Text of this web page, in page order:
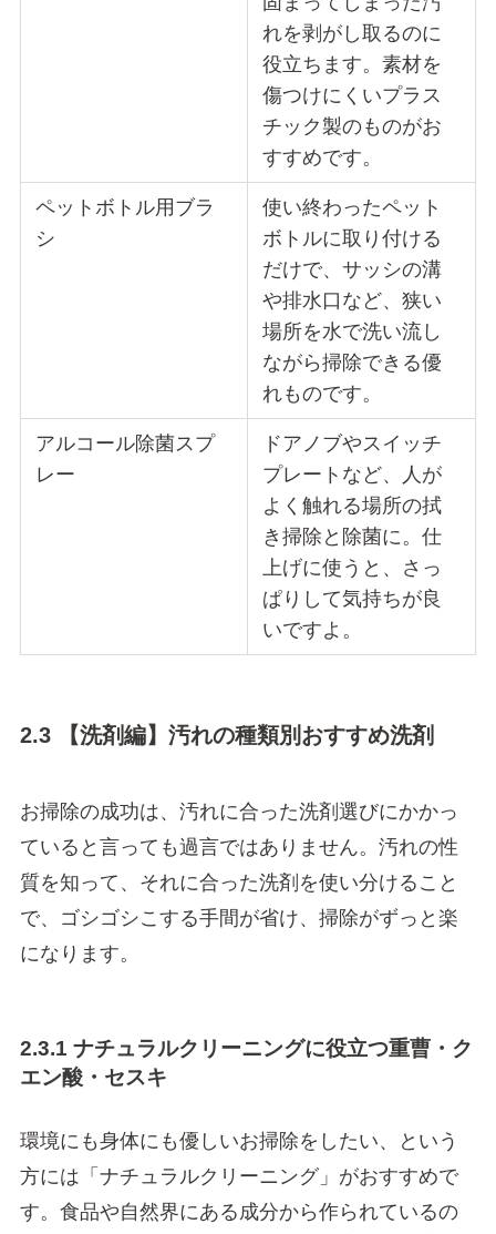
れを剥がし取るのに
役立ちます。素材を
傷つけにくいプラス
チック製のものがお
すすめです。
ペットボトル用ブラ
シ
使い終わったペット
ボトルに取り付ける
だけで、サッシの溝
や排水口など、狭い
場所を水で洗い流し
ながら掃除できる優
れものです。
アルコール除菌スプ
レー
ドアノブやスイッチ
プレートなど、人が
よく触れる場所の拭
き掃除と除菌に。仕
上げに使うと、さっ
ぱりして気持ちが良
いですよ。
2.3 【洗剤編】汚れの種類別おすすめ洗剤
お掃除の成功は、汚れに合った洗剤選びにかかっ
ていると言っても過言ではありません。汚れの性
質を知って、それに合った洗剤を使い分けること
で、ゴシゴシこする手間が省け、掃除がずっと楽
になります。
2.3.1 ナチュラルクリーニングに役立つ重曹・ク
エン酸・セスキ
環境にも身体にも優しいお掃除をしたい、という
方には「ナチュラルクリーニング」がおすすめで
す。食品や自然界にある成分から作られているの